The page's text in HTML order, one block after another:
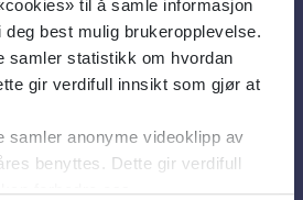
til å samle informasjon
best mulig brukeropplevelse.
samler statistikk om hvordan
gir verdifull innsikt som gjør at
samler anonyme videoklipp av
benyttes. Dette gir verdifull
forbedre oss.